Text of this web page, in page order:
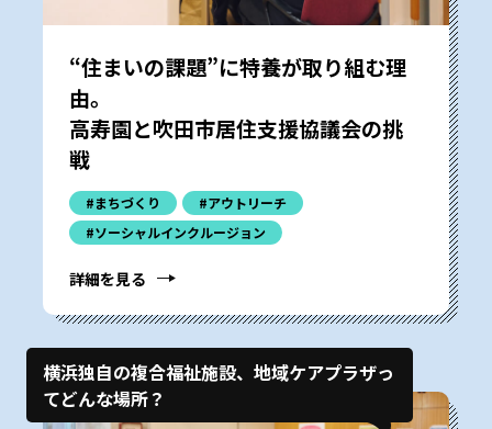
“住まいの課題”に特養が取り組む理
由。
高寿園と吹田市居住支援協議会の挑
戦
#まちづくり
#アウトリーチ
#ソーシャルインクルージョン
詳細を見る
横浜独自の複合福祉施設、地域ケアプラザっ
てどんな場所？